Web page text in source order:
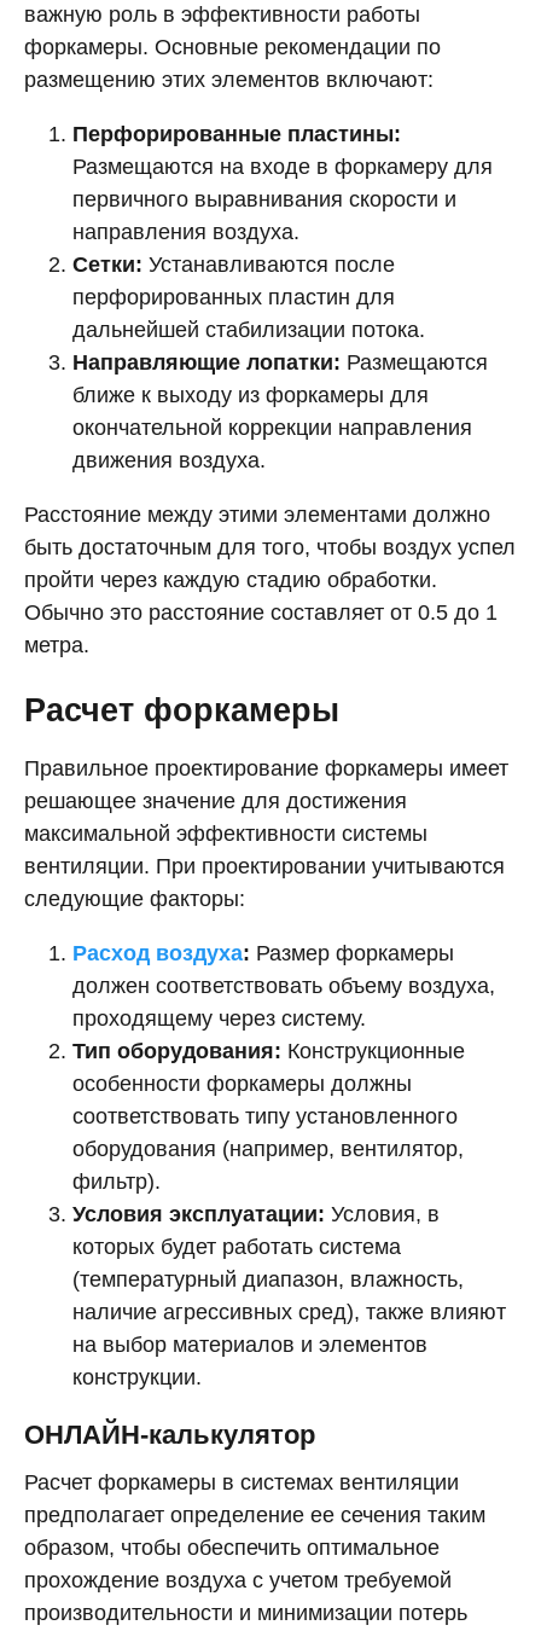
важную роль в эффективности работы
форкамеры. Основные рекомендации по
размещению этих элементов включают:
Перфорированные пластины:
Размещаются на входе в форкамеру для
первичного выравнивания скорости и
направления воздуха.
Сетки: Устанавливаются после
перфорированных пластин для
дальнейшей стабилизации потока.
Направляющие лопатки: Размещаются
ближе к выходу из форкамеры для
окончательной коррекции направления
движения воздуха.
Расстояние между этими элементами должно
быть достаточным для того, чтобы воздух успел
пройти через каждую стадию обработки.
Обычно это расстояние составляет от 0.5 до 1
метра.
Расчет форкамеры
Правильное проектирование форкамеры имеет
решающее значение для достижения
максимальной эффективности системы
вентиляции. При проектировании учитываются
следующие факторы:
Расход воздуха: Размер форкамеры
должен соответствовать объему воздуха,
проходящему через систему.
Тип оборудования: Конструкционные
особенности форкамеры должны
соответствовать типу установленного
оборудования (например, вентилятор,
фильтр).
Условия эксплуатации: Условия, в
которых будет работать система
(температурный диапазон, влажность,
наличие агрессивных сред), также влияют
на выбор материалов и элементов
конструкции.
ОНЛАЙН-калькулятор
Расчет форкамеры в системах вентиляции
предполагает определение ее сечения таким
образом, чтобы обеспечить оптимальное
прохождение воздуха с учетом требуемой
производительности и минимизации потерь